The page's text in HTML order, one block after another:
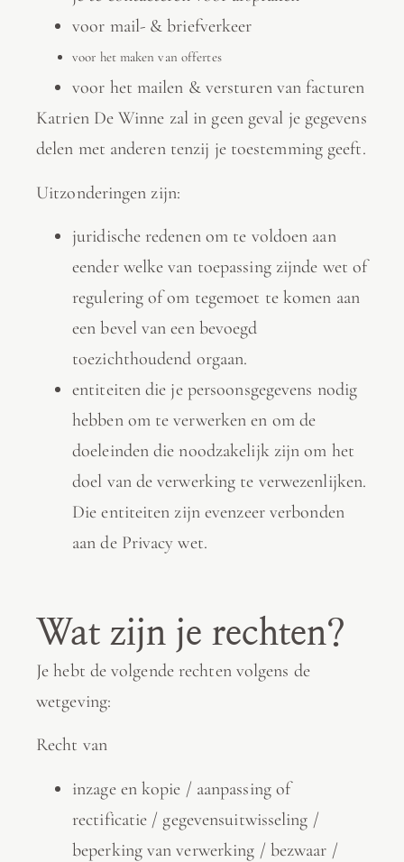
voor mail- & briefverkeer
voor het maken van offertes
voor het mailen & versturen van facturen
Katrien De Winne zal in geen geval je gegevens
delen met anderen tenzij je toestemming geeft.
Uitzonderingen zijn:
juridische redenen om te voldoen aan
eender welke van toepassing zijnde wet of
regulering of om tegemoet te komen aan
een bevel van een bevoegd
toezichthoudend orgaan.
entiteiten die je persoonsgegevens nodig
hebben om te verwerken en om de
doeleinden die noodzakelijk zijn om het
doel van de verwerking te verwezenlijken.
Die entiteiten zijn evenzeer verbonden
aan de Privacy wet.
Wat zijn je rechten?​
Je hebt de volgende rechten volgens de
wetgeving:
Recht van
inzage en kopie / aanpassing of
rectificatie / gegevensuitwisseling /
beperking van verwerking / bezwaar /